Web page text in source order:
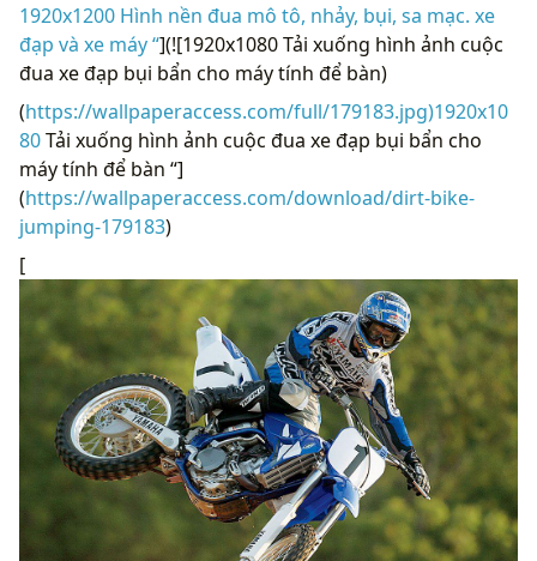
1920x1200 Hình nền đua mô tô, nhảy, bụi, sa mạc. xe
đạp và xe máy “](![1920x1080 Tải xuống hình ảnh cuộc
đua xe đạp bụi bẩn cho máy tính để bàn)
(https://wallpaperaccess.com/full/179183.jpg)1920x10
80Tải xuống hình ảnh cuộc đua xe đạp bụi bẩn cho
máy tính để bàn “]
(https://wallpaperaccess.com/download/dirt-bike-
jumping-179183)
[